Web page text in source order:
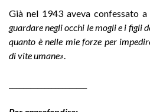
Già nel 1943 aveva confessato a
guardare negli occhi le mogli e i figli
quanto è nelle mie forze per
di vite umane»